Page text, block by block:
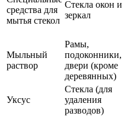
средства для
мытья стекол
Стекла окон и
зеркал
Мыльный
раствор
Рамы,
подоконники,
двери (кроме
деревянных)
Уксус
Стекла (для
удаления
разводов)